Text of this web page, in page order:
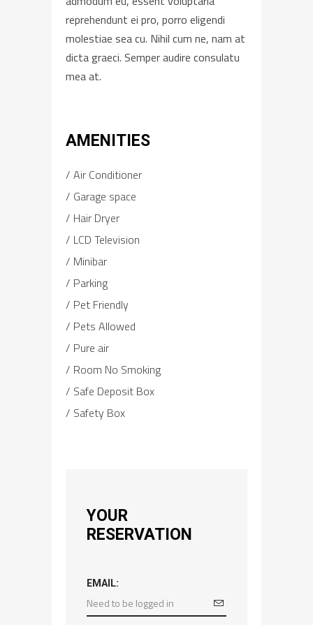
reprehendunt ei pro, porro eligendi
molestiae sea cu. Nihil cum ne, nam at
dicta graeci. Semper audire consulatu
mea at.
AMENITIES
Air Conditioner
Garage space
Hair Dryer
LCD Television
Minibar
Parking
Pet Friendly
Pets Allowed
Pure air
Room No Smoking
Safe Deposit Box
Safety Box
YOUR
RESERVATION
EMAIL: